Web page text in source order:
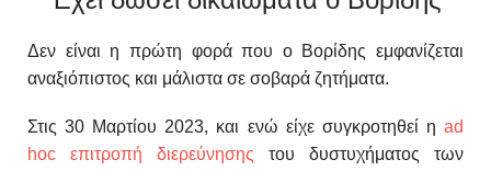
Δεν είναι η πρώτη φορά που ο Βορίδης εμφανίζεται
αναξιόπιστος και μάλιστα σε σοβαρά ζητήματα.
Στις 30 Μαρτίου 2023, και ενώ είχε συγκροτηθεί ηad
hoc επιτροπή διερεύνησης του δυστυχήματος των